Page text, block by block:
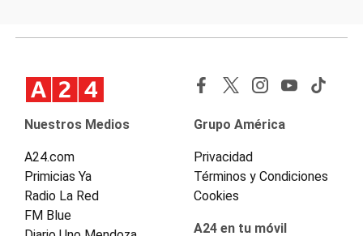
Nuestros Medios
A24.com
Primicias Ya
Radio La Red
FM Blue
Grupo América
Privacidad
Términos y Condiciones
Cookies
A24 en tu móvil